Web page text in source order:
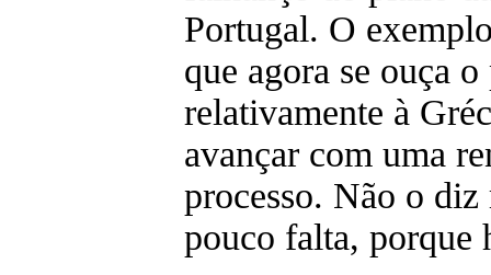
Portugal. O
que agora se ouça
relativamente à
avançar com uma
processo. Não o
pouco falta, porque